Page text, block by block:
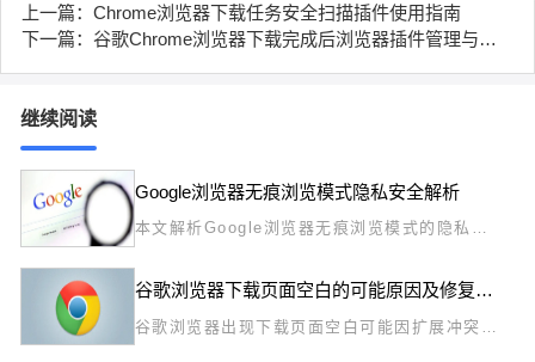
上一篇：Chrome浏览器下载任务安全扫描插件使用指南
下一篇：谷歌Chrome浏览器下载完成后浏览器插件管理与备份详细教程
继续阅读
Google浏览器无痕浏览模式隐私安全解析
本文解析Google浏览器无痕浏览模式的隐私安
全功能，帮助用户保障上网隐私，避免信息泄
露。
谷歌浏览器下载页面空白的可能原因及修复方式
谷歌浏览器出现下载页面空白可能因扩展冲突或
缓存失效，调整加载策略和刷新页面可解决该问